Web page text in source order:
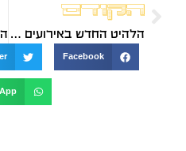
הקודם
הלהיט החדש באירועים – דוכן בוריקה
Facebook